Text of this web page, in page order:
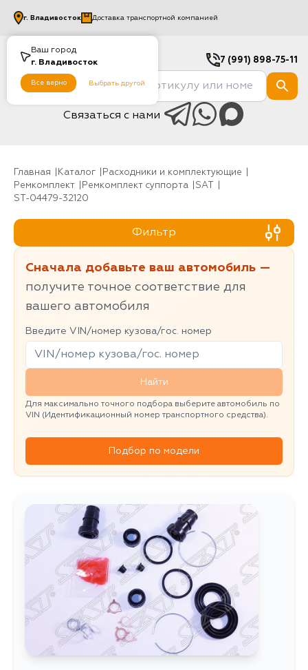
Ваш город
г. Владивосток
Все верно Выбрать другой
г. Владивосток Доставка транспортной компанией
7 (991) 898-75-11
Связаться с нами
Главная Каталог
Расходники и комплектующие
Ремкомплект
Ремкомплект суппорта
SAT
ST-04479-32120
Фильтр
Сначала добавьте ваш автомобиль —
получите точное соответствие для
вашего автомобиля
Введите VIN/номер кузова/гос. номер
Найти
Для максимально точного подбора выберите автомобиль по
VIN (Идентификационный номер транспортного средства).
Подбор по модели